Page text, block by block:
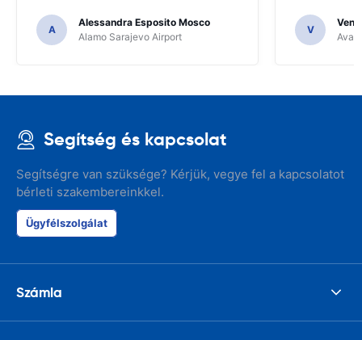
A
Alessandra Esposito Mosco
Alamo Sarajevo Airport
V
Segítség és kapcsolat
Segítségre van szüksége? Kérjük, vegye fel a kapcsolatot
bérleti szakembereinkkel.
Ügyfélszolgálat
Számla